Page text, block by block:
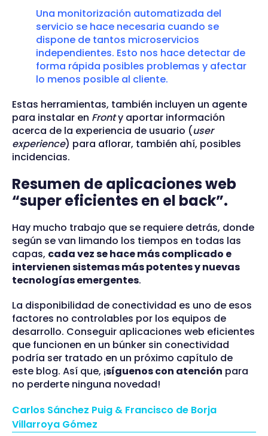
Una monitorización automatizada del
servicio se hace necesaria cuando se
dispone de tantos microservicios
independientes. Esto nos hace detectar de
forma rápida posibles problemas y afectar
lo menos posible al cliente.
Estas herramientas, también incluyen un agente
para instalar en Fronty aportar información
acerca de la experiencia de usuario (user
experience) para aflorar, también ahí, posibles
incidencias.
Resumen de aplicaciones web
“super eficientes en el back”.
Hay mucho trabajo que se requiere detrás, donde
según se van limando los tiempos en todas las
capas, cada vez se hace más complicado e
intervienen sistemas más potentes y nuevas
tecnologías emergentes.
La disponibilidad de conectividad es uno de esos
factores no controlables por los equipos de
desarrollo. Conseguir aplicaciones web eficientes
que funcionen en un búnker sin conectividad
podría ser tratado en un próximo capítulo de
este blog. Así que, ¡síguenos con atención para
no perderte ninguna novedad!
Carlos Sánchez Puig & Francisco de Borja
Villarroya Gómez